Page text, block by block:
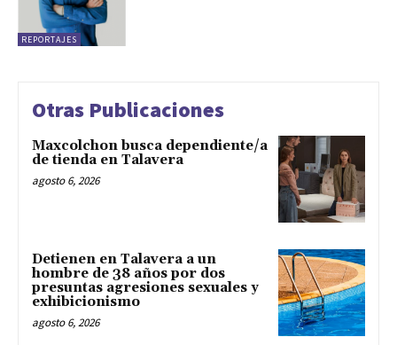
REPORTAJES
Otras Publicaciones
Maxcolchon busca dependiente/a
de tienda en Talavera
agosto 6, 2026
Detienen en Talavera a un
hombre de 38 años por dos
presuntas agresiones sexuales y
exhibicionismo
agosto 6, 2026